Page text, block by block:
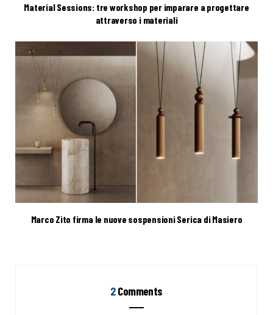
Material Sessions: tre workshop per imparare a progettare
attraverso i materiali
Marco Zito firma le nuove sospensioni Serica di Masiero
2Comments